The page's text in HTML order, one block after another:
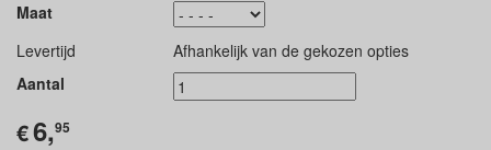
Maat
Levertijd
Afhankelijk van de gekozen opties
Aantal
€6,95